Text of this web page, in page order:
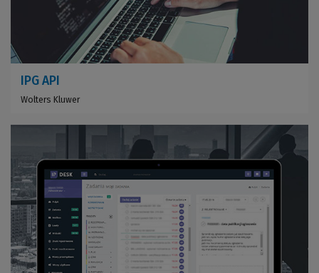
IPG API
Wolters Kluwer